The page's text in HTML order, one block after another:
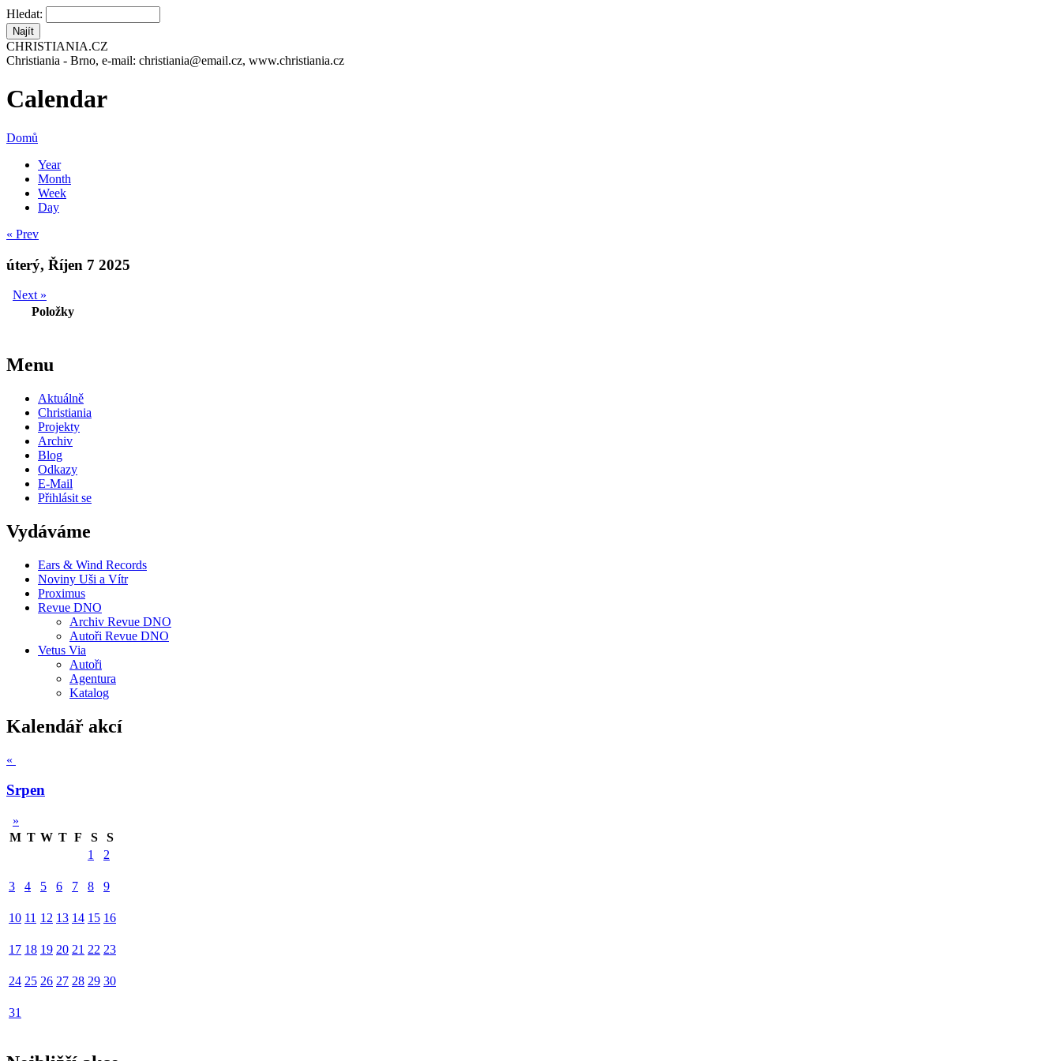
Hledat:
CHRISTIANIA.CZ
Christiania - Brno, e-mail: christiania@email.cz, www.christiania.cz
Calendar
Domů
Year
Month
Week
Day
« Prev
úterý, Říjen 7 2025
Next »
Položky
Menu
Aktuálně
Christiania
Projekty
Archiv
Blog
Odkazy
E-Mail
Přihlásit se
Vydáváme
Ears & Wind Records
Noviny Uši a Vítr
Proximus
Revue DNO
Archiv Revue DNO
Autoři Revue DNO
Vetus Via
Autoři
Agentura
Katalog
Kalendář akcí
«
Srpen
»
M T W T F S
S
1
2
3 4 5 6 7 8 9
10 11 12 13 14 15 16
17 18 19 20 21 22 23
24 25 26 27 28 29 30
31